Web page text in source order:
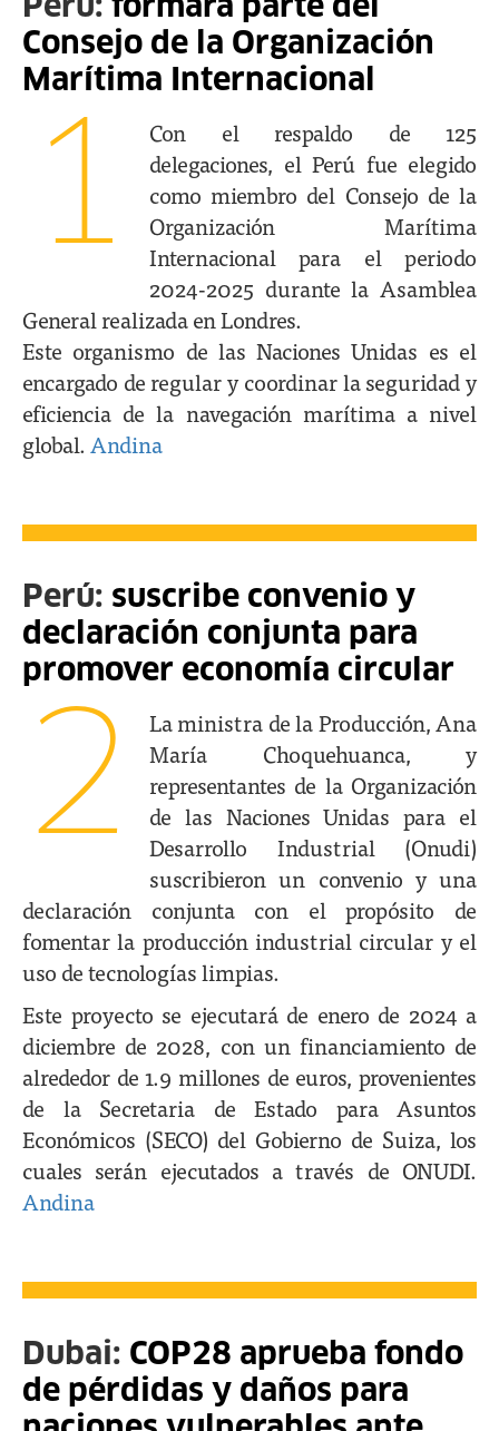
Perú: formará parte del
Consejo de la Organización
Marítima Internacional
1
Con el respaldo de 125
delegaciones, el Perú fue elegido
como miembro del Consejo de la
Organización Marítima
Internacional para el periodo
2024-2025 durante la Asamblea
General realizada en Londres.
Este organismo de las Naciones Unidas es el
encargado de regular y coordinar la seguridad y
eficiencia de la navegación marítima a nivel
global. Andina
Perú: suscribe convenio y
declaración conjunta para
promover economía circular
2
La ministra de la Producción, Ana
María Choquehuanca, y
representantes de la Organización
de las Naciones Unidas para el
Desarrollo Industrial (Onudi)
suscribieron un convenio y una
declaración conjunta con el propósito de
fomentar la producción industrial circular y el
uso de tecnologías limpias.
Este proyecto se ejecutará de enero de 2024 a
diciembre de 2028, con un financiamiento de
alrededor de 1.9 millones de euros, provenientes
de la Secretaria de Estado para Asuntos
Económicos (SECO) del Gobierno de Suiza, los
cuales serán ejecutados a través de ONUDI.
Andina
Dubai: COP28 aprueba fondo
de pérdidas y daños para